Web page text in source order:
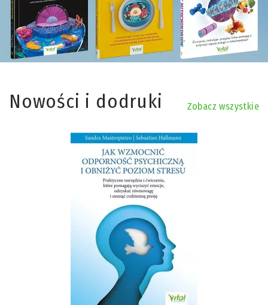
Nowości i dodruki Zobacz wszystkie